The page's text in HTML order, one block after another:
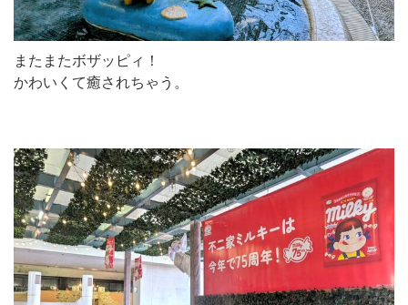
またまたボザッピィ！
かわいくて癒されちゃう。